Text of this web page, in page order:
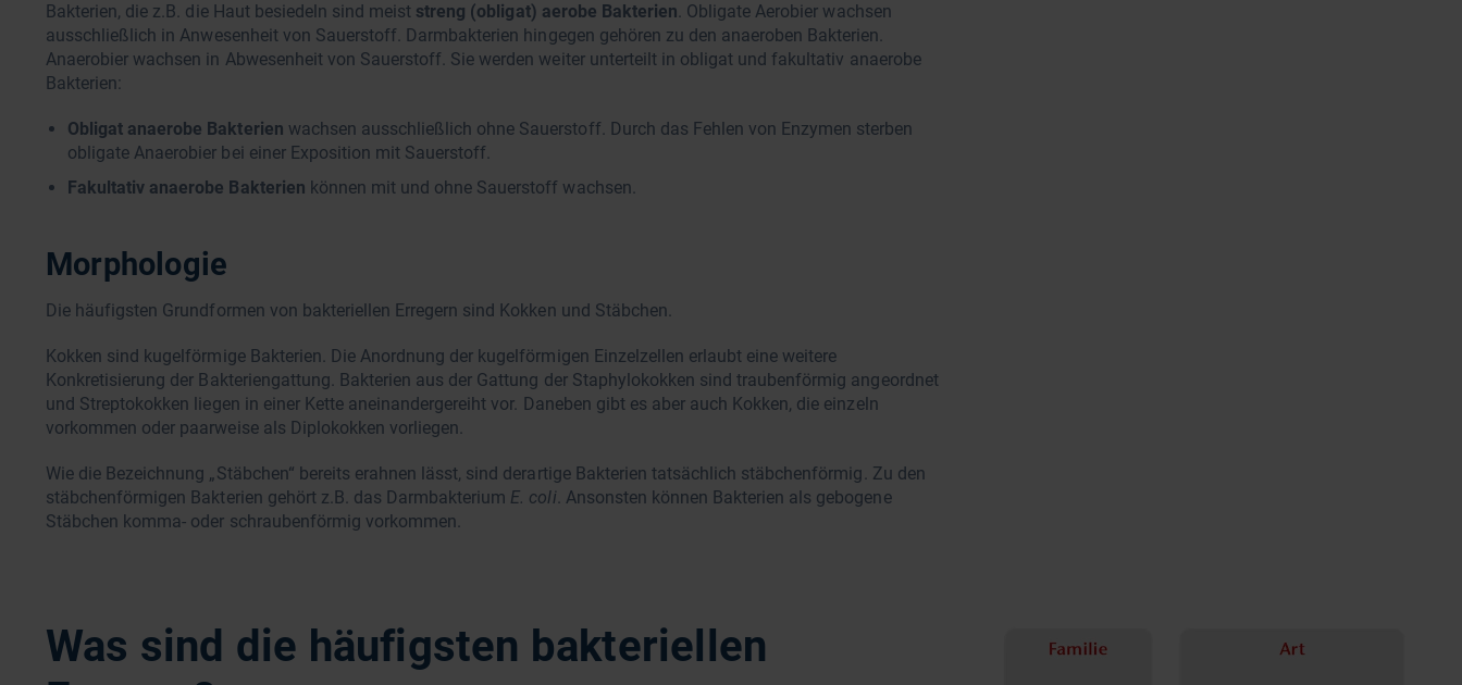
Bakterien, die z.B. die Haut besiedeln sind meist streng (obligat) aerobe Bakterien. Obligate Aerobier wachsen
ausschließlich in Anwesenheit von Sauerstoff. Darmbakterien hingegen gehören zu den anaeroben Bakterien.
Anaerobier wachsen in Abwesenheit von Sauerstoff. Sie werden weiter unterteilt in obligat und fakultativ anaerobe
Bakterien:
Obligat anaerobe Bakterien wachsen ausschließlich ohne Sauerstoff. Durch das Fehlen von Enzymen sterben
obligate Anaerobier bei einer Exposition mit Sauerstoff.
Fakultativ anaerobe Bakterien können mit und ohne Sauerstoff wachsen.
Morphologie
Die häufigsten Grundformen von bakteriellen Erregern sind Kokken und Stäbchen.
Kokken sind kugelförmige Bakterien. Die Anordnung der kugelförmigen Einzelzellen erlaubt eine weitere
Konkretisierung der Bakteriengattung. Bakterien aus der Gattung der Staphylokokken sind traubenförmig angeordnet
und Streptokokken liegen in einer Kette aneinandergereiht vor. Daneben gibt es aber auch Kokken, die einzeln
vorkommen oder paarweise als Diplokokken vorliegen.
Wie die Bezeichnung „Stäbchen“ bereits erahnen lässt, sind derartige Bakterien tatsächlich stäbchenförmig. Zu den
stäbchenförmigen Bakterien gehört z.B. das Darmbakterium E. coli. Ansonsten können Bakterien als gebogene
Stäbchen komma- oder schraubenförmig vorkommen.
Was sind die häufigsten bakteriellen